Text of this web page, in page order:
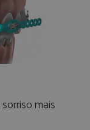
mais